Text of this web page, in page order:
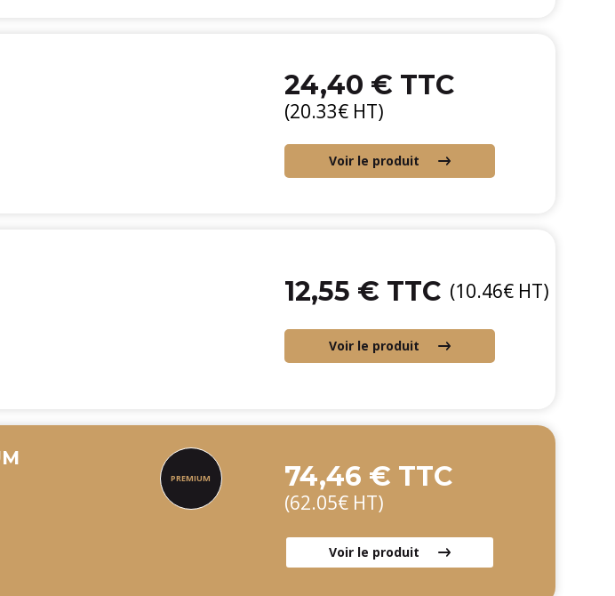
24,40 € TTC
(20.33€ HT)
Voir le produit
12,55 € TTC (10.46€ HT)
Voir le produit
74,46 € TTC
(62.05€ HT)
Voir le produit